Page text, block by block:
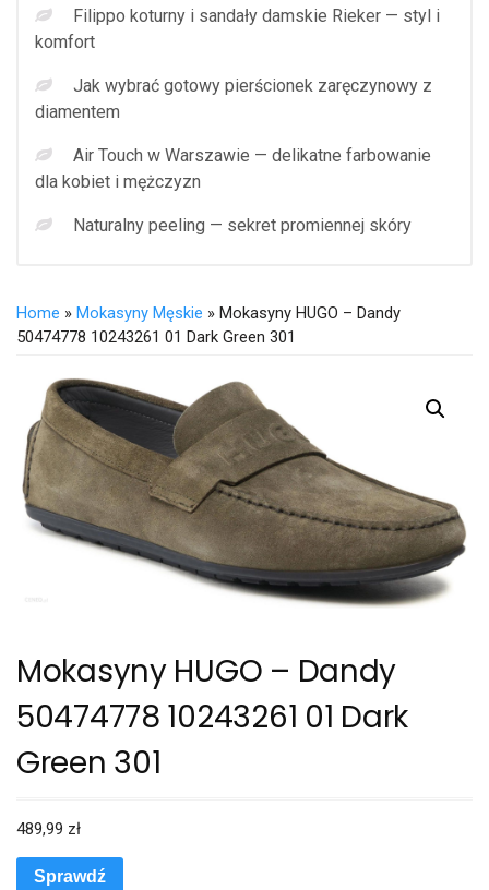
Filippo koturny i sandały damskie Rieker — styl i
komfort
Jak wybrać gotowy pierścionek zaręczynowy z
diamentem
Air Touch w Warszawie — delikatne farbowanie
dla kobiet i mężczyzn
Naturalny peeling — sekret promiennej skóry
Home » Mokasyny Męskie » Mokasyny HUGO – Dandy
50474778 10243261 01 Dark Green 301
Mokasyny HUGO – Dandy
50474778 10243261 01 Dark
Green 301
489,99 zł
Sprawdź